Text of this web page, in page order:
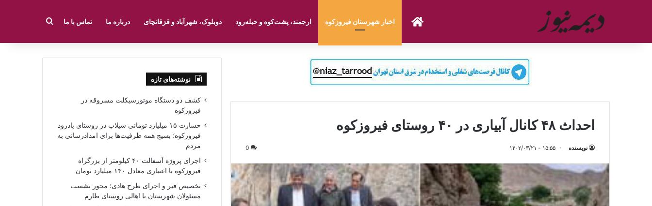
صفحه نخست
اخبار شهرستان فیروزکوه ارجمند، پشت‌کوه و حبله‌رود دوبلوک، شهرآباد و قزقانچای درباره ما تماس با ما جستجو برای
احداث ۴۸ کانال آبیاری در ۴۰ روستای فیروزکوه
نویسنده ۱۵:۵۵ - ۱۴۰۲/۰۳/۲۱ 0
نوشته‌های تازه
کشف دو دستگاه موتورسیکلت مسروقه در
فیروزکوه
خسارت ۱۵ میلیارد تومانی سیلاب در روستای بادرود
فیروزکوه؛ بسیج همه ظرفیت‌ها برای امدادرسانی به
مردم
اجرای پروژه آسفالت ۴۰ کیلومتر از بزرگراه
فیروزکوه با اعتباری معادل ۱۴۰ میلیارد تومان
تخصیص قیر و اجرای طرح هادی؛ محور نشست
مسئولان شهرستان با اهالی روستای طارم